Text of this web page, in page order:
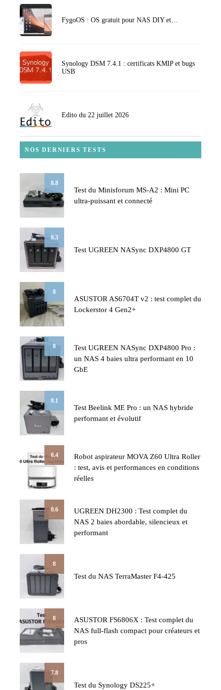
FygoOS : OS gratuit pour NAS DIY et…
Synology DSM 7.4.1 : certificats KMIP et bugs
USB
Edito du 22 juillet 2026
NOS DERNIERS TESTS
8.8
Test du Minisforum MS-A2 : Mini PC
ultra-puissant et connecté
8.3
Test UGREEN NASync DXP4800 GT
8
ASUSTOR AS6704T v2 : test complet du
Lockerstor 4 Gen2+
8
Test UGREEN NASync DXP4800 Pro :
un NAS 4 baies ultra performant en 10
GbE
8.1
Test Beelink ME Pro : un NAS hybride
performant et évolutif
8.4
Robot aspirateur MOVA Z60 Ultra Roller
: test, avis et performances en conditions
réelles
8.6
UGREEN DH2300 : Test complet du
NAS 2 baies abordable, silencieux et
performant
8
Test du NAS TerraMaster F4-425
8
ASUSTOR FS6806X : Test complet du
NAS full-flash compact pour créateurs et
pros
7.8
Test du Synology DS225+